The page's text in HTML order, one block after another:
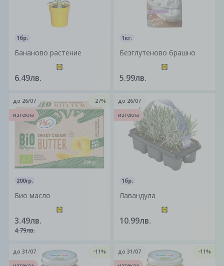
1бр.
Бананово растение
6.49лв.
1кг.
Безглутеново брашно
5.99лв.
200гр.
Био масло
3.49лв.
4.79лв.
до 26/07
-27%
изтекла
1бр.
Лавандула
10.99лв.
до 26/07
изтекла
до 31/07
-11%
до 31/07
-11%